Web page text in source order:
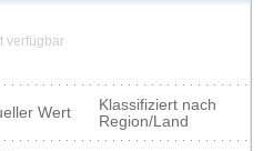
verfügbar
Wert
Klassifiziert nach
Region/Land